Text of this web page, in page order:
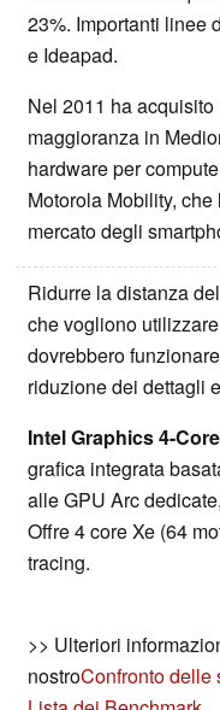
23%. Importanti linee
e Ideapad.
Nel 2011 ha
maggioranza in
hardware per
Motorola Mobility,
mercato degli
Ridurre la distanza
che vogliono
dovrebbero
riduzione dei dettagli
Intel Graphics 4-
grafica integrata
alle GPU Arc
Offre 4 core Xe (64
tracing.
>> Ulteriori
nostroConfronto delle